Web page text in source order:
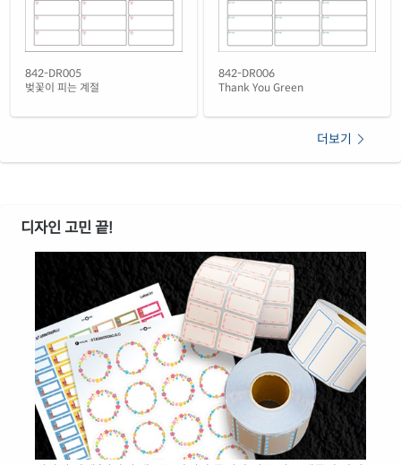
842-DR005
벚꽃이 피는 계절
842-DR006
Thank You Green
더보기
디자인 고민 끝!